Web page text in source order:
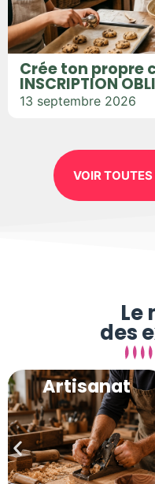
Crée ton propre
INSCRIPTION
13 septembre 2026
VOIR
Le
des
Artisanat